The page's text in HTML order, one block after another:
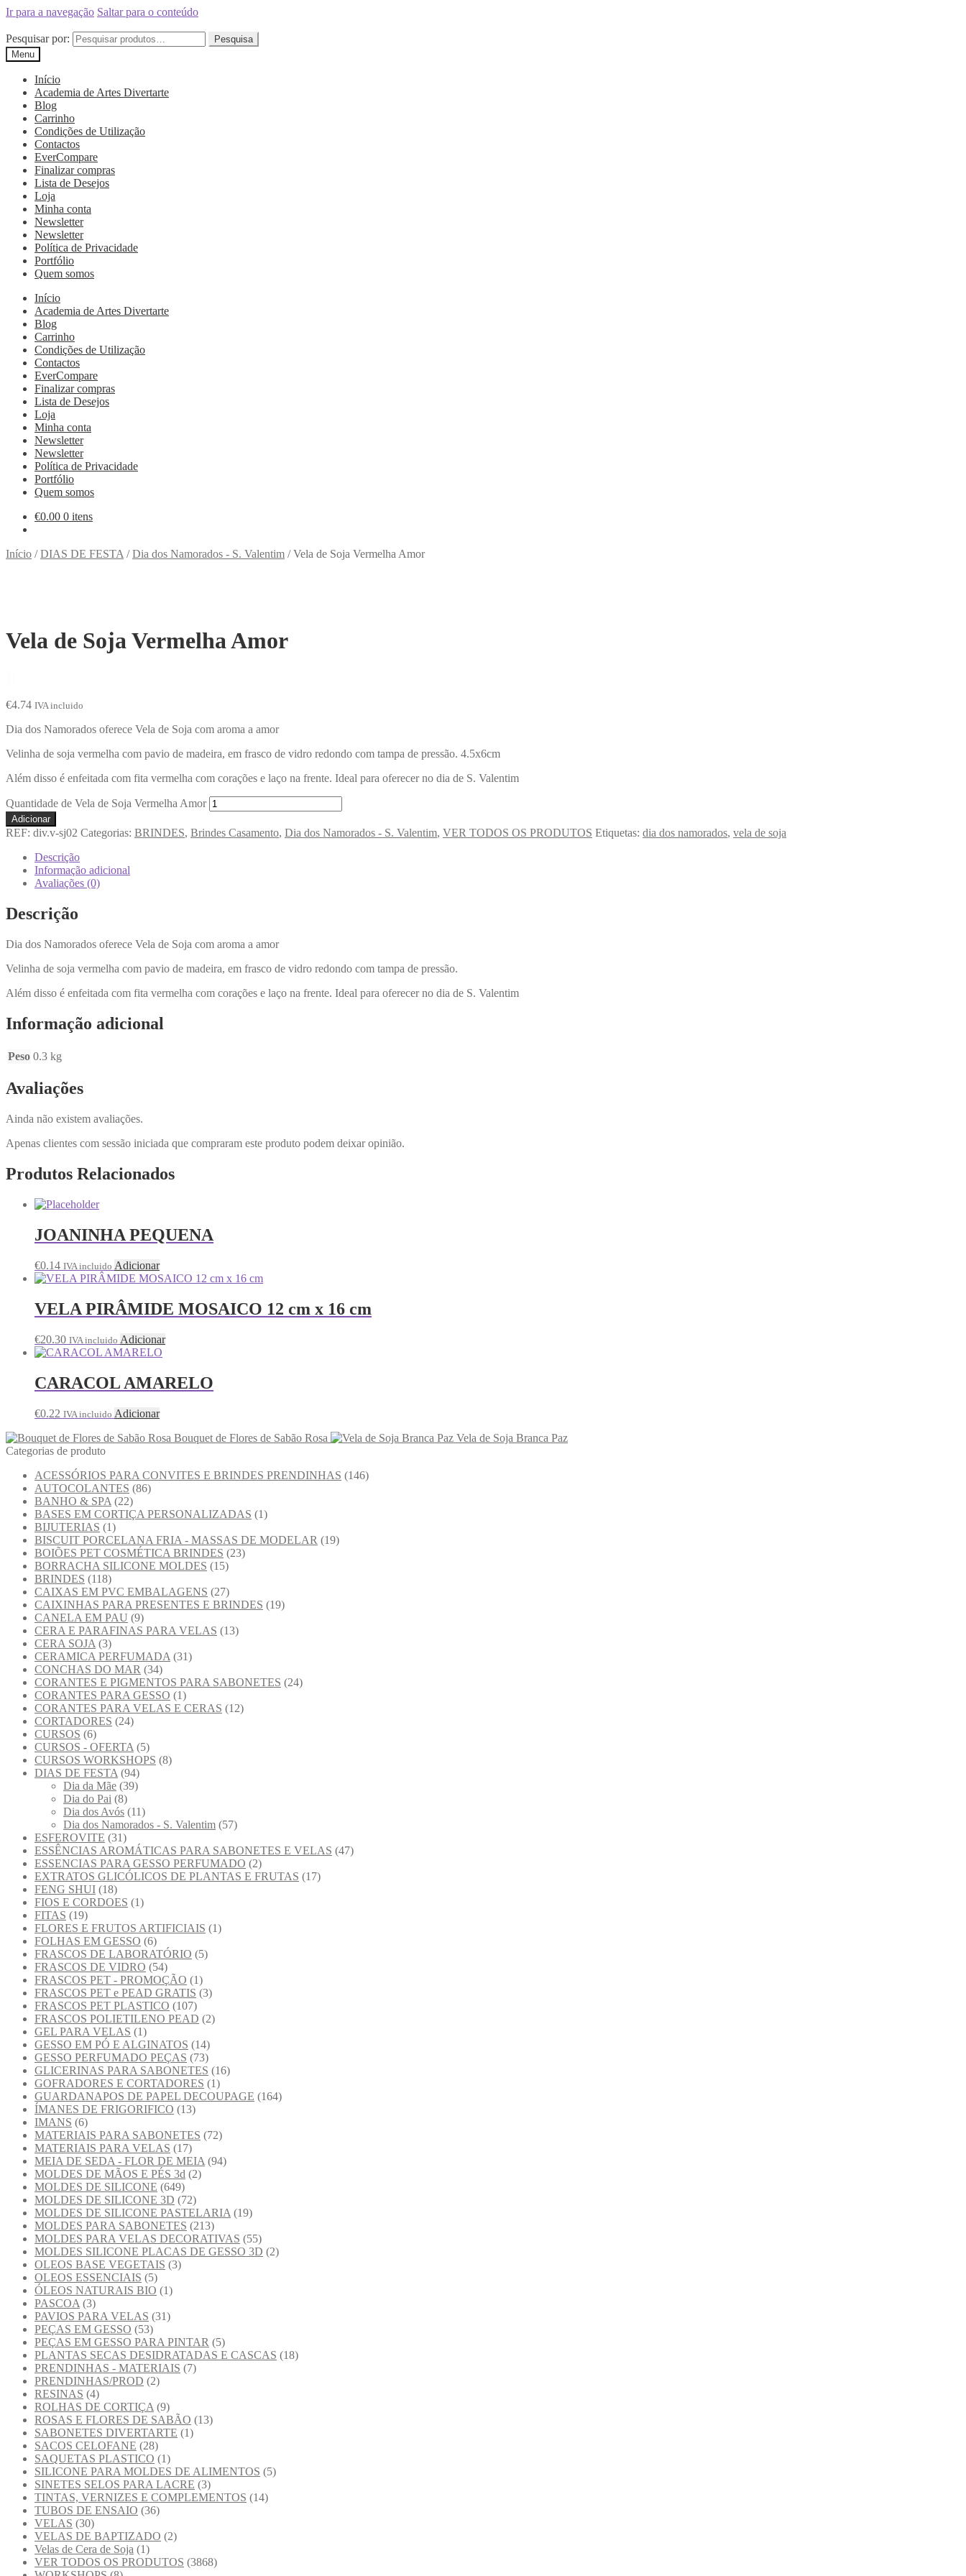
Ir para a navegação Saltar para o conteúdo
Pesquisar por:
Pesquisa
Menu
Início
Academia de Artes Divertarte
Blog
Carrinho
Condições de Utilização
Contactos
EverCompare
Finalizar compras
Lista de Desejos
Loja
Minha conta
Newsletter
Newsletter
Política de Privacidade
Portfólio
Quem somos
Início
Academia de Artes Divertarte
Blog
Carrinho
Condições de Utilização
Contactos
EverCompare
Finalizar compras
Lista de Desejos
Loja
Minha conta
Newsletter
Newsletter
Política de Privacidade
Portfólio
Quem somos
€0.00 0 itens
Início /DIAS DE FESTA /Dia dos Namorados - S. Valentim /Vela de Soja Vermelha Amor
Vela de Soja Vermelha Amor
€4.74 IVA incluido
Dia dos Namorados oferece Vela de Soja com aroma a amor
Velinha de soja vermelha com pavio de madeira, em frasco de vidro redondo com tampa de pressão. 4.5x6cm
Além disso é enfeitada com fita vermelha com corações e laço na frente. Ideal para oferecer no dia de S. Valentim
Quantidade de Vela de Soja Vermelha Amor
Adicionar
REF: div.v-sj02 Categorias: BRINDES, Brindes Casamento, Dia dos Namorados - S. Valentim, VER TODOS OS PRODUTOS Etiquetas: dia dos namorados, vela de soja
Descrição
Informação adicional
Avaliações (0)
Descrição
Dia dos Namorados oferece Vela de Soja com aroma a amor
Velinha de soja vermelha com pavio de madeira, em frasco de vidro redondo com tampa de pressão.
Além disso é enfeitada com fita vermelha com corações e laço na frente. Ideal para oferecer no dia de S. Valentim
Informação adicional
Peso 0.3 kg
Avaliações
Ainda não existem avaliações.
Apenas clientes com sessão iniciada que compraram este produto podem deixar opinião.
Produtos Relacionados
JOANINHA PEQUENA
€0.14 IVA incluido Adicionar
VELA PIRÂMIDE MOSAICO 12 cm x 16 cm
€20.30 IVA incluido Adicionar
CARACOL AMARELO
€0.22 IVA incluido Adicionar
Bouquet de Flores de Sabão Rosa
Vela de Soja Branca Paz
Categorias de produto
ACESSÓRIOS PARA CONVITES E BRINDES PRENDINHAS (146)
AUTOCOLANTES (86)
BANHO & SPA (22)
BASES EM CORTIÇA PERSONALIZADAS (1)
BIJUTERIAS (1)
BISCUIT PORCELANA FRIA - MASSAS DE MODELAR (19)
BOIÕES PET COSMÉTICA BRINDES (23)
BORRACHA SILICONE MOLDES (15)
BRINDES (118)
CAIXAS EM PVC EMBALAGENS (27)
CAIXINHAS PARA PRESENTES E BRINDES (19)
CANELA EM PAU (9)
CERA E PARAFINAS PARA VELAS (13)
CERA SOJA (3)
CERAMICA PERFUMADA (31)
CONCHAS DO MAR (34)
CORANTES E PIGMENTOS PARA SABONETES (24)
CORANTES PARA GESSO (1)
CORANTES PARA VELAS E CERAS (12)
CORTADORES (24)
CURSOS (6)
CURSOS - OFERTA (5)
CURSOS WORKSHOPS (8)
DIAS DE FESTA (94)
Dia da Mãe (39)
Dia do Pai (8)
Dia dos Avós (11)
Dia dos Namorados - S. Valentim (57)
ESFEROVITE (31)
ESSÊNCIAS AROMÁTICAS PARA SABONETES E VELAS (47)
ESSENCIAS PARA GESSO PERFUMADO (2)
EXTRATOS GLICÓLICOS DE PLANTAS E FRUTAS (17)
FENG SHUI (18)
FIOS E CORDOES (1)
FITAS (19)
FLORES E FRUTOS ARTIFICIAIS (1)
FOLHAS EM GESSO (6)
FRASCOS DE LABORATÓRIO (5)
FRASCOS DE VIDRO (54)
FRASCOS PET - PROMOÇÃO (1)
FRASCOS PET e PEAD GRATIS (3)
FRASCOS PET PLASTICO (107)
FRASCOS POLIETILENO PEAD (2)
GEL PARA VELAS (1)
GESSO EM PÓ E ALGINATOS (14)
GESSO PERFUMADO PEÇAS (73)
GLICERINAS PARA SABONETES (16)
GOFRADORES E CORTADORES (1)
GUARDANAPOS DE PAPEL DECOUPAGE (164)
ÍMANES DE FRIGORIFICO (13)
IMANS (6)
MATERIAIS PARA SABONETES (72)
MATERIAIS PARA VELAS (17)
MEIA DE SEDA - FLOR DE MEIA (94)
MOLDES DE MÃOS E PÉS 3d (2)
MOLDES DE SILICONE (649)
MOLDES DE SILICONE 3D (72)
MOLDES DE SILICONE PASTELARIA (19)
MOLDES PARA SABONETES (213)
MOLDES PARA VELAS DECORATIVAS (55)
MOLDES SILICONE PLACAS DE GESSO 3D (2)
OLEOS BASE VEGETAIS (3)
OLEOS ESSENCIAIS (5)
ÓLEOS NATURAIS BIO (1)
PASCOA (3)
PAVIOS PARA VELAS (31)
PEÇAS EM GESSO (53)
PEÇAS EM GESSO PARA PINTAR (5)
PLANTAS SECAS DESIDRATADAS E CASCAS (18)
PRENDINHAS - MATERIAIS (7)
PRENDINHAS/PROD (2)
RESINAS (4)
ROLHAS DE CORTIÇA (9)
ROSAS E FLORES DE SABÃO (13)
SABONETES DIVERTARTE (1)
SACOS CELOFANE (28)
SAQUETAS PLASTICO (1)
SILICONE PARA MOLDES DE ALIMENTOS (5)
SINETES SELOS PARA LACRE (3)
TINTAS, VERNIZES E COMPLEMENTOS (14)
TUBOS DE ENSAIO (36)
VELAS (30)
VELAS DE BAPTIZADO (2)
Velas de Cera de Soja (1)
VER TODOS OS PRODUTOS (3868)